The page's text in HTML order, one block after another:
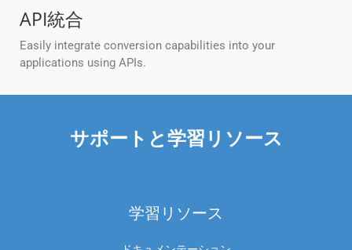
API統合
Easily integrate conversion capabilities into your
applications using APIs.
サポートと学習リソース
学習リソース